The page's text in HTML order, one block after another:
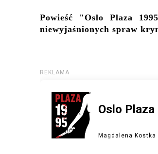
Powieść "Oslo Plaza
niewyjaśnionych spraw